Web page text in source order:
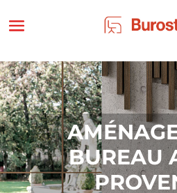
BUREAU